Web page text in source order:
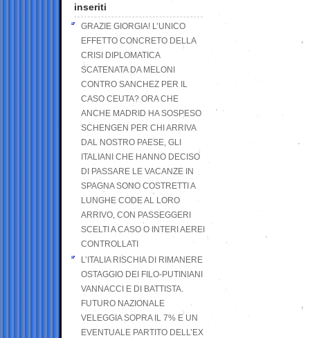
inseriti
GRAZIE GIORGIA! L’UNICO
EFFETTO CONCRETO DELLA
CRISI DIPLOMATICA
SCATENATA DA MELONI
CONTRO SANCHEZ PER IL
CASO CEUTA? ORA CHE
ANCHE MADRID HA SOSPESO
SCHENGEN PER CHI ARRIVA
DAL NOSTRO PAESE, GLI
ITALIANI CHE HANNO DECISO
DI PASSARE LE VACANZE IN
SPAGNA SONO COSTRETTI A
LUNGHE CODE AL LORO
ARRIVO, CON PASSEGGERI
SCELTI A CASO O INTERI AEREI
CONTROLLATI
L’ITALIA RISCHIA DI RIMANERE
OSTAGGIO DEI FILO-PUTINIANI
VANNACCI E DI BATTISTA.
FUTURO NAZIONALE
VELEGGIA SOPRA IL 7% E UN
EVENTUALE PARTITO DELL’EX